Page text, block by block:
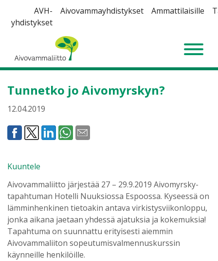
AVH-
yhdistykset
Aivovammayhdistykset Ammattilaisille
Aivovammaliitto
Tunnetko jo Aivomyrskyn?
12.04.2019
Kuuntele
Aivovammaliitto järjestää 27 – 29.9.2019 Aivomyrsky-
tapahtuman Hotelli Nuuksiossa Espoossa. Kyseessä on
lämminhenkinen tietoakin antava virkistysviikonloppu,
jonka aikana jaetaan yhdessä ajatuksia ja kokemuksia!
Tapahtuma on suunnattu erityisesti aiemmin
Aivovammaliiton sopeutumisvalmennuskurssin
käynneille henkilöille.